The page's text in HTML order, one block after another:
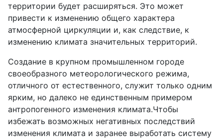
территории будет расширяться. Это может
привести к изменению общего характера
атмосферной циркуляции и, как следствие, к
изменению климата значительных территорий.
Создание в крупном промышленном городе
своеобразного метеорологического режима,
отличного от естественного, служит только одним
ярким, но далеко не единственным примером
антропогенного изменения климата.Чтобы
избежать возможных негативных последствий
изменения климата и заранее выработать систему